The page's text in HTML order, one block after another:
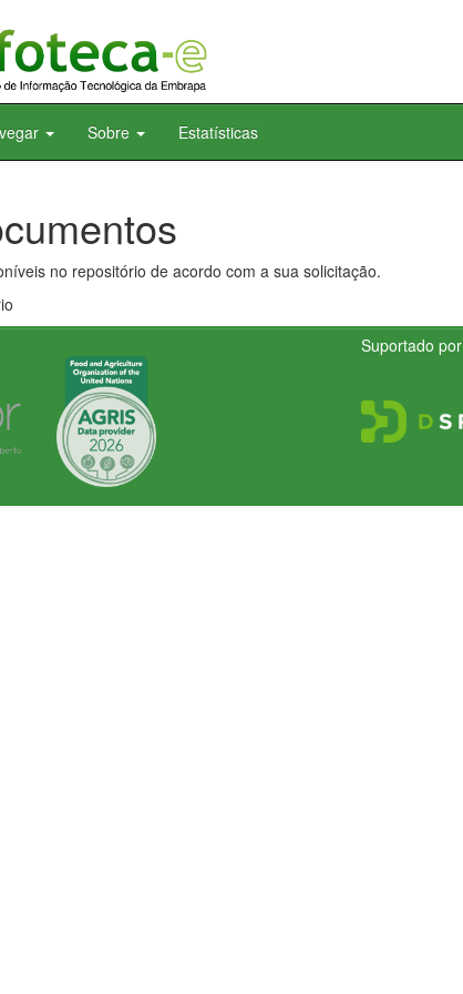
Sobre Estatísticas
no repositório de acordo com a sua solicitação.
Suportado por